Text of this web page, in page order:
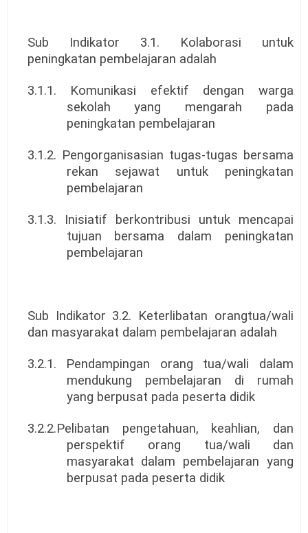
Sub Indikator 3.1. Kolaborasi untuk
peningkatan pembelajaran adalah
3.1.1. Komunikasi efektif dengan warga
sekolah yang mengarah pada
peningkatan pembelajaran
3.1.2. Pengorganisasian tugas-tugas bersama
rekan sejawat untuk peningkatan
pembelajaran
3.1.3. Inisiatif berkontribusi untuk mencapai
tujuan bersama dalam peningkatan
pembelajaran
Sub Indikator 3.2. Keterlibatan orangtua/wali
dan masyarakat dalam pembelajaran adalah
3.2.1. Pendampingan orang tua/wali dalam
mendukung pembelajaran di rumah
yang berpusat pada peserta didik
3.2.2.Pelibatan pengetahuan, keahlian, dan
perspektif orang tua/wali dan
masyarakat dalam pembelajaran yang
berpusat pada peserta didik